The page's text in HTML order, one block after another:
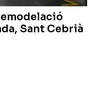
Sant Cebrià